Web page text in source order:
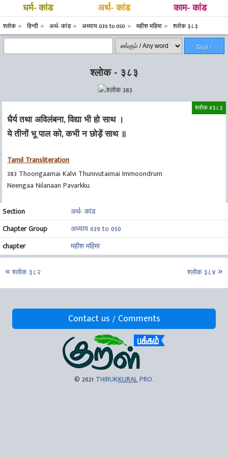
धर्म- कांड अर्थ- कांड काम- कांड
श्लोक हिन्दी अर्थ- कांड अध्याय 039 to 050 महीश महिमा श्लोक ३८३
தேடு /
श्लोक - ३८३
श्लोक #३८३
धैर्य तथा अविलंबना, विद्या भी हो साथ ।
ये तीनों भू पाल को, कभी न छोड़ें साथ ॥
Tamil Transliteration
383 Thoongaamai Kalvi Thunivutaimai Immoondrum
Neengaa Nilanaan Pavarkku.
Section
अर्थ- कांड
Chapter Group
अध्याय 039 to 050
chapter
महीश महिमा
श्लोक ३८२ श्लोक ३८४
Contact us / Comments
© 2021 THIRUKKURALPRO.